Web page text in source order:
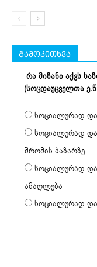
გამოკითხვა
რა მიზანი აქვს
(სოცდაუცველთა
სოციალურად
სოციალურად
შრომის ბაზარზე
სოციალურად
ამაღლება
სოციალურად